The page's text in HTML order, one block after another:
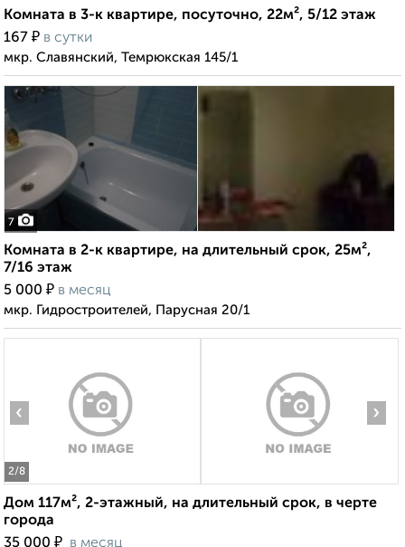
Комната в 3-к квартире, посуточно, 22м², 5/12 этаж
167 ₽ в сутки
мкр. Славянский, Темрюкская 145/1
7
Комната в 2-к квартире, на длительный срок, 25м²,
7/16 этаж
5 000 ₽ в месяц
мкр. Гидростроителей, Парусная 20/1
2/8
‹ ›
Дом 117м², 2-этажный, на длительный срок, в черте
города
35 000 ₽ в месяц